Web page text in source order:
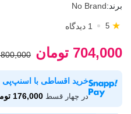
برند:No Brand
5 ★ 1 دیدگاه
704,000 تومان 800,000 تومان
خرید اقساطی با اسنپ‌پی
در چهار قسط 176,000 تومانی